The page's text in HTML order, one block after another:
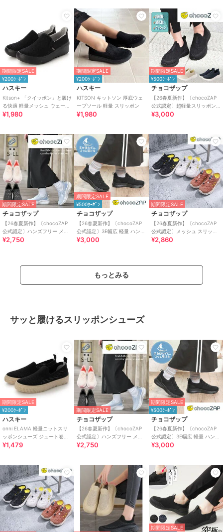
期間限定SALE
¥200ｸｰﾎﾟﾝ
ハスキー
Kitson+ 「クイッポン」と履け
る快適 軽量メッシュ ウェーブ
ソール スリッポン スニーカー
¥1,980
期間限定SALE
¥200ｸｰﾎﾟﾝ
ハスキー
KITSON キットソン 厚底ウェ
ーブソール 軽量 スリッポン
¥1,980
期間限定SALE
¥500ｸｰﾎﾟﾝ
チョコザップ
【26春夏新作】〔chocoZAP
公式認定〕超軽量スリッポン
スニーカー
¥3,000
期間限定SALE
チョコザップ
【26春夏新作】〔chocoZAP
公式認定〕ハンズフリー メッ
シュニット スリッポン
¥2,750
期間限定SALE
¥500ｸｰﾎﾟﾝ
チョコザップ
【26春夏新作】〔chocoZAP
公式認定〕3E幅広 軽量 ハンズ
フリー スリッポン スニーカー
¥3,000
期間限定SALE
チョコザップ
【26春夏新作】〔chocoZAP
公式認定〕メッシュ スリッポ
ン スニーカーサンダル
¥2,860
もっとみる
サッと履けるスリッポンシューズ
期間限定SALE
¥200ｸｰﾎﾟﾝ
ハスキー
onni ELAMA 軽量ニットスリ
ッポンシューズ ジュート巻き
風 エスパドリーユ
¥1,479
期間限定SALE
チョコザップ
【26春夏新作】〔chocoZAP
公式認定〕ハンズフリー メッ
シュニット スリッポン
¥2,750
期間限定SALE
¥500ｸｰﾎﾟﾝ
チョコザップ
【26春夏新作】〔chocoZAP
公式認定〕3E幅広 軽量 ハンズ
フリー スリッポン スニーカー
¥3,000
期間限定SALE